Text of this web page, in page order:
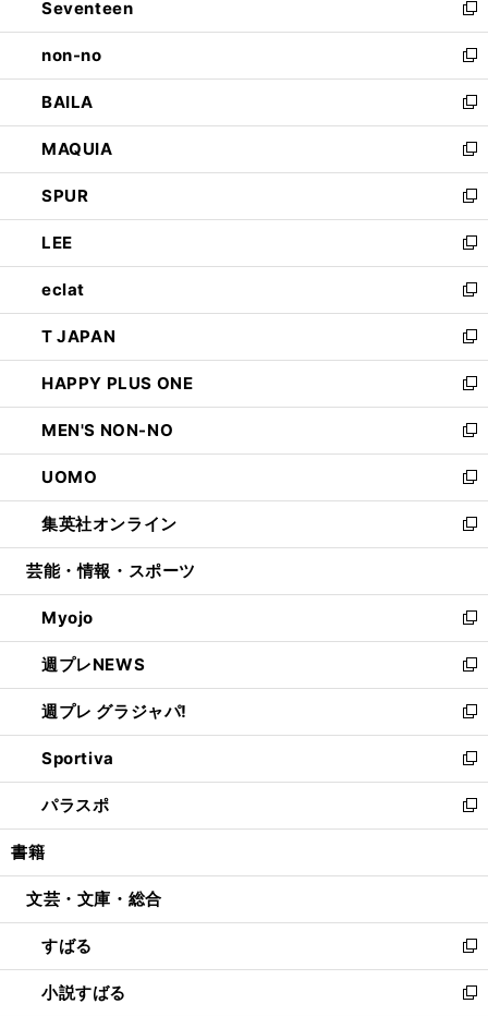
く
で
開
く
ド
ウ
で
開
く
Seventeen
新
し
い
ウ
ィ
ン
ド
ウ
で
開
く
non-no
新
し
い
ウ
ィ
ン
ド
ウ
で
開
く
BAILA
新
し
い
ウ
ィ
ン
ド
ウ
で
開
く
MAQUIA
新
し
い
ウ
ィ
ン
ド
ウ
で
開
く
SPUR
新
し
い
ウ
ィ
ン
ド
ウ
で
開
く
LEE
新
し
い
ウ
ィ
ン
ド
ウ
で
開
く
eclat
新
し
い
ウ
ィ
ン
ド
ウ
で
開
く
T JAPAN
新
し
い
ウ
ィ
ン
ド
ウ
で
開
HAPPY PLUS ONE
新
し
い
ウ
ィ
ン
ド
ウ
開
く
MEN'S NON-NO
新
し
い
ウ
ィ
ン
ウ
で
開
く
UOMO
新
し
い
ウ
ン
ド
ウ
で
開
く
集英社オンライン
新
し
ウ
ィ
ン
ド
ウ
で
開
く
芸能・情報・スポーツ
Myojo
新
し
い
ウ
ィ
ン
ド
ウ
で
開
週プレNEWS
新
し
い
ウ
ィ
ン
ド
ウ
開
週プレ グラジャパ!
新
し
い
ウ
ィ
ン
ウ
開
く
Sportiva
新
し
い
ウ
ン
ウ
で
開
く
パラスポ
新
し
ウ
ン
ド
ウ
で
書籍
文芸・文庫・総合
すばる
新
し
い
小説すばる
新